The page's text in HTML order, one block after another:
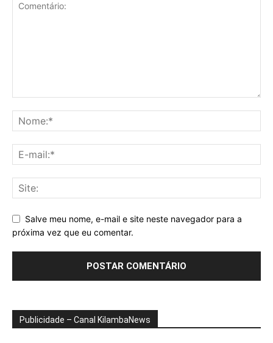
Salve meu nome, e-mail e site neste navegador para a
próxima vez que eu comentar.
Publicidade – Canal KilambaNews